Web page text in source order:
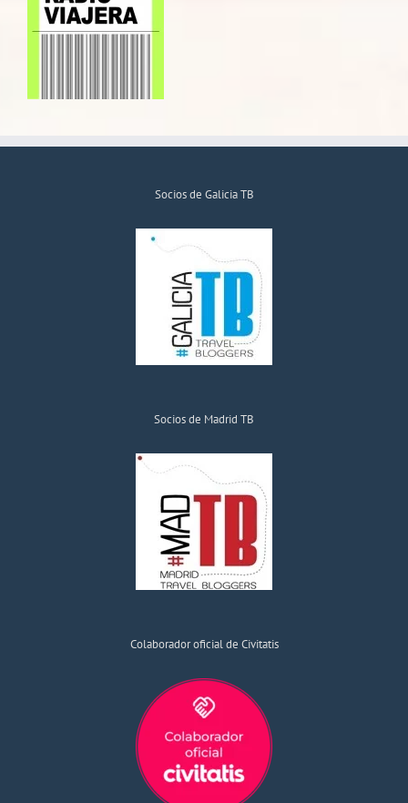
Socios de Galicia TB
Socios de Madrid TB
Colaborador oficial de Civitatis